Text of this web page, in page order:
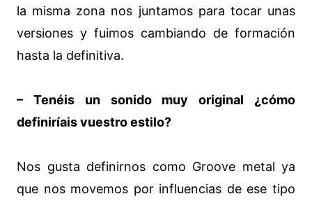
la misma zona nos juntamos para tocar unas
versiones y fuimos cambiando de formación
hasta la definitiva.
– Tenéis un sonido muy original ¿cómo
definiríais vuestro estilo?
Nos gusta definirnos como Groove metal ya
que nos movemos por influencias de ese tipo